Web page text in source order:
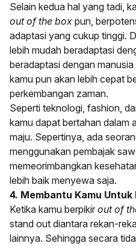
Selain kedua hal yang tadi,
out of the box pun,
adaptasi yang cukup tinggi.
lebih mudah beradaptasi
beradaptasi dengan
kamu pun akan lebih cepat
perkembangan zaman.
Seperti teknologi, fashion,
kamu dapat bertahan dalam
maju. Sepertinya, ada
menggunakan pembajak
memeorimbangkan
lebih baik menyewa saja.
4. Membantu Kamu Untuk
Ketika kamu berpikir out of
stand out diantara rekan-
lainnya. Sehingga secara